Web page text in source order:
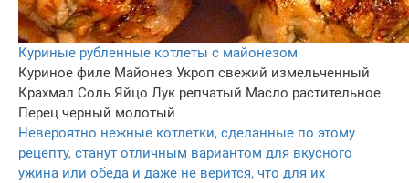
Куриные рубленные котлеты с майонезом
Куриное филе Майонез Укроп свежий измельченный
Крахмал Соль Яйцо Лук репчатый Масло растительное
Перец черный молотый
Невероятно нежные котлетки, сделанные по этому
рецепту, станут отличным вариантом для вкусного
ужина или обеда и даже не верится, что для их